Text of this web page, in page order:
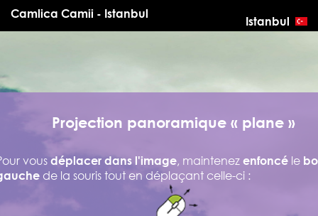
Camlica Camii - Istanbul
Istanbul